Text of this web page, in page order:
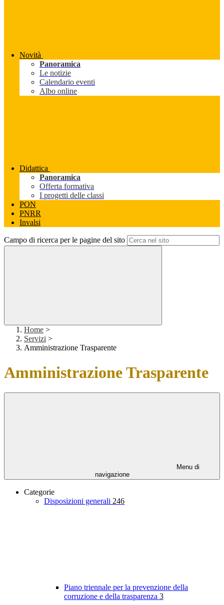
Novità
Panoramica
Le notizie
Calendario eventi
Albo online
Didattica
Panoramica
Offerta formativa
I progetti delle classi
PON
PNRR
Invalsi
Campo di ricerca per le pagine del sito
Home >
Servizi >
Amministrazione Trasparente
Amministrazione Trasparente
Menu di
navigazione
Categorie
Disposizioni generali 246
Piano triennale per la prevenzione della
corruzione e della trasparenza 3